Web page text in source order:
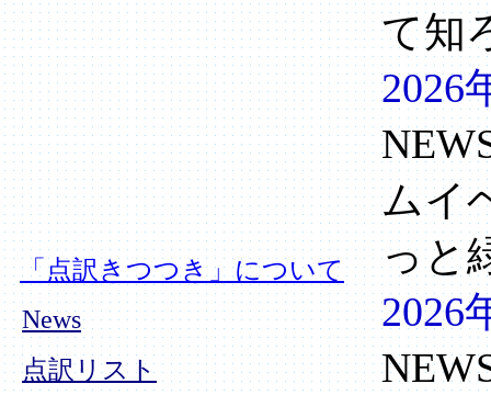
「点訳きつつき」について
News
点訳リスト
て知
2026
ムイ
っと
2026